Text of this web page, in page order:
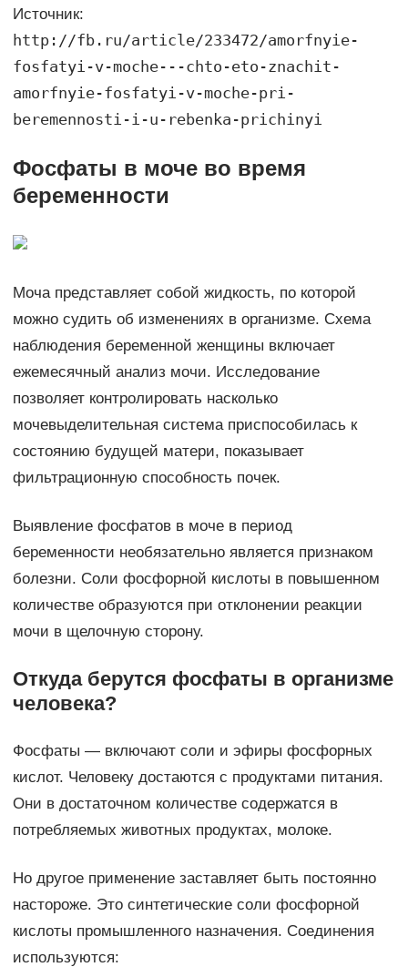
Источник:
http://fb.ru/article/233472/amorfnyie-
fosfatyi-v-moche---chto-eto-znachit-
amorfnyie-fosfatyi-v-moche-pri-
beremennosti-i-u-rebenka-prichinyi
Фосфаты в моче во время
беременности
Моча представляет собой жидкость, по которой
можно судить об изменениях в организме. Схема
наблюдения беременной женщины включает
ежемесячный анализ мочи. Исследование
позволяет контролировать насколько
мочевыделительная система приспособилась к
состоянию будущей матери, показывает
фильтрационную способность почек.
Выявление фосфатов в моче в период
беременности необязательно является признаком
болезни. Соли фосфорной кислоты в повышенном
количестве образуются при отклонении реакции
мочи в щелочную сторону.
Откуда берутся фосфаты в организме
человека?
Фосфаты — включают соли и эфиры фосфорных
кислот. Человеку достаются с продуктами питания.
Они в достаточном количестве содержатся в
потребляемых животных продуктах, молоке.
Но другое применение заставляет быть постоянно
настороже. Это синтетические соли фосфорной
кислоты промышленного назначения. Соединения
используются: